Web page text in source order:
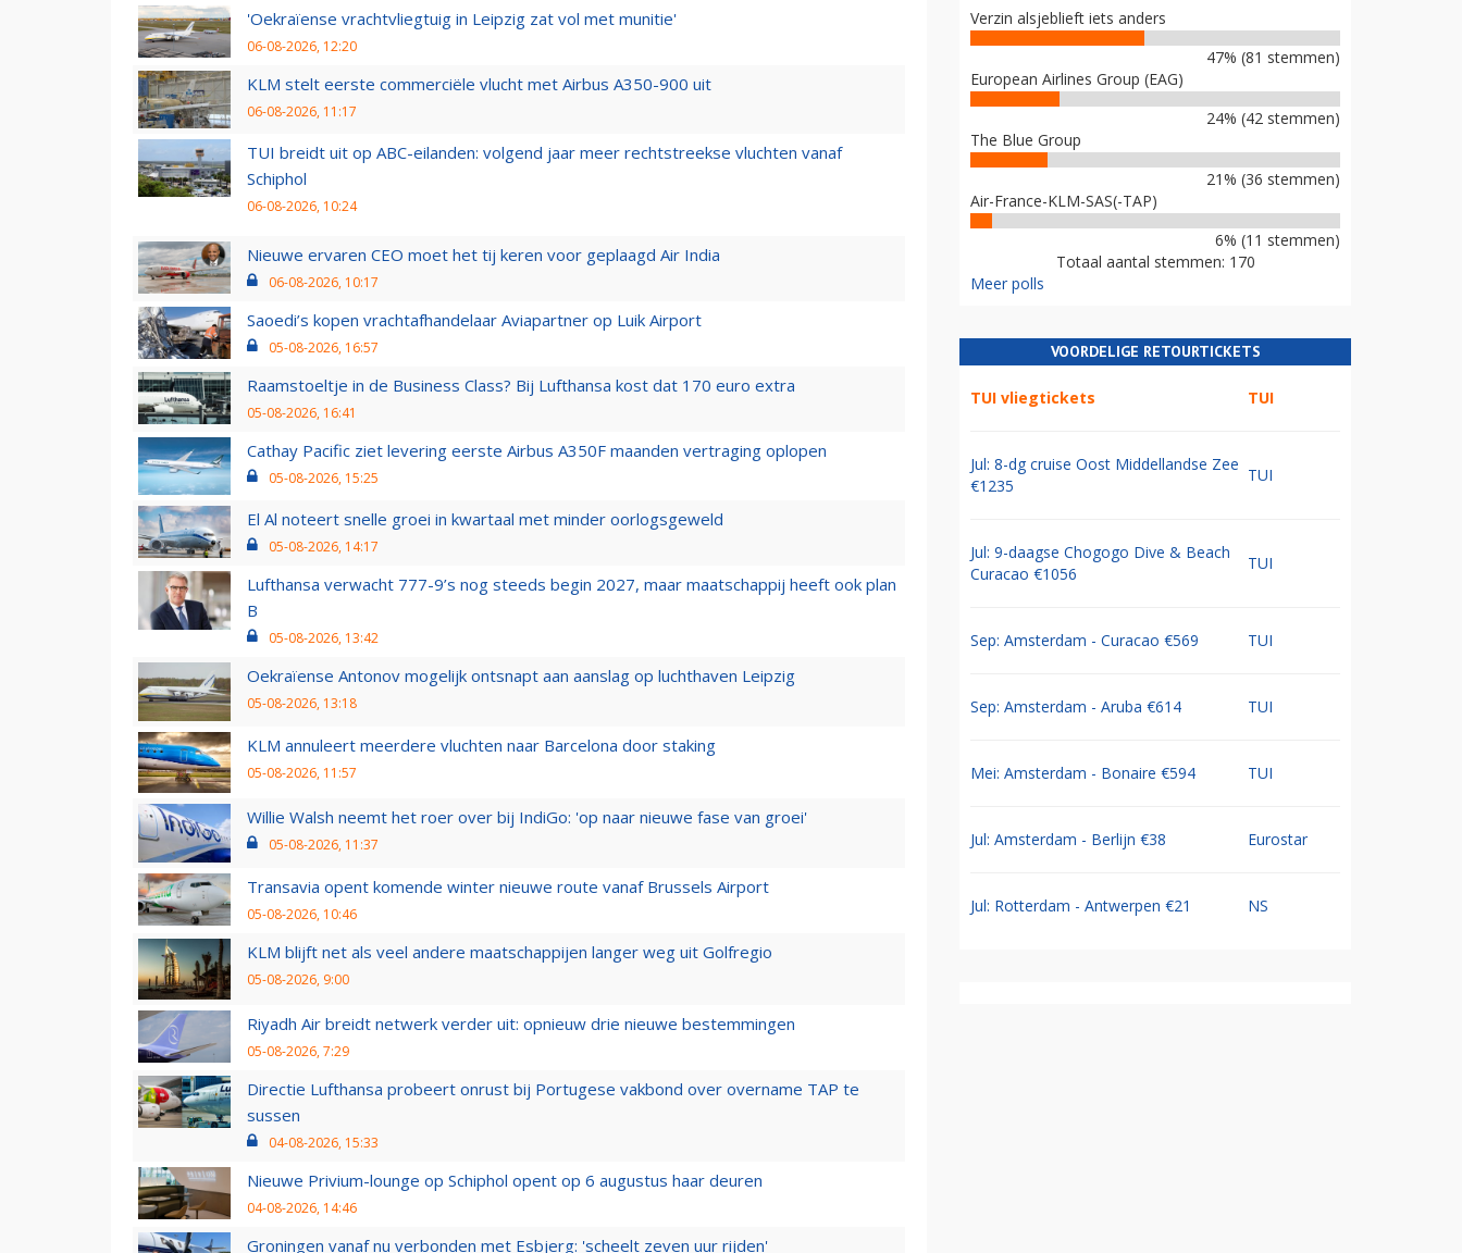
'Oekraïense vrachtvliegtuig in Leipzig zat vol met munitie'
06-08-2026, 12:20
KLM stelt eerste commerciële vlucht met Airbus A350-900 uit
06-08-2026, 11:17
TUI breidt uit op ABC-eilanden: volgend jaar meer rechtstreekse vluchten vanaf
Schiphol
06-08-2026, 10:24
Nieuwe ervaren CEO moet het tij keren voor geplaagd Air India
06-08-2026, 10:17
Saoedi’s kopen vrachtafhandelaar Aviapartner op Luik Airport
05-08-2026, 16:57
Raamstoeltje in de Business Class? Bij Lufthansa kost dat 170 euro extra
05-08-2026, 16:41
Cathay Pacific ziet levering eerste Airbus A350F maanden vertraging oplopen
05-08-2026, 15:25
El Al noteert snelle groei in kwartaal met minder oorlogsgeweld
05-08-2026, 14:17
Lufthansa verwacht 777-9’s nog steeds begin 2027, maar maatschappij heeft ook plan
B
05-08-2026, 13:42
Oekraïense Antonov mogelijk ontsnapt aan aanslag op luchthaven Leipzig
05-08-2026, 13:18
KLM annuleert meerdere vluchten naar Barcelona door staking
05-08-2026, 11:57
Willie Walsh neemt het roer over bij IndiGo: 'op naar nieuwe fase van groei'
05-08-2026, 11:37
Transavia opent komende winter nieuwe route vanaf Brussels Airport
05-08-2026, 10:46
KLM blijft net als veel andere maatschappijen langer weg uit Golfregio
05-08-2026, 9:00
Riyadh Air breidt netwerk verder uit: opnieuw drie nieuwe bestemmingen
05-08-2026, 7:29
Directie Lufthansa probeert onrust bij Portugese vakbond over overname TAP te
sussen
04-08-2026, 15:33
Nieuwe Privium-lounge op Schiphol opent op 6 augustus haar deuren
04-08-2026, 14:46
Groningen vanaf nu verbonden met Esbjerg: 'scheelt zeven uur rijden'
Verzin alsjeblieft iets anders
47% (81 stemmen)
European Airlines Group (EAG)
24% (42 stemmen)
The Blue Group
21% (36 stemmen)
Air-France-KLM-SAS(-TAP)
6% (11 stemmen)
Totaal aantal stemmen: 170
Meer polls
VOORDELIGE RETOURTICKETS
TUI vliegtickets TUI
Jul: 8-dg cruise Oost Middellandse Zee
€1235
TUI
Jul: 9-daagse Chogogo Dive & Beach
Curacao €1056
TUI
Sep: Amsterdam - Curacao €569 TUI
Sep: Amsterdam - Aruba €614 TUI
Mei: Amsterdam - Bonaire €594 TUI
Jul: Amsterdam - Berlijn €38 Eurostar
Jul: Rotterdam - Antwerpen €21 NS